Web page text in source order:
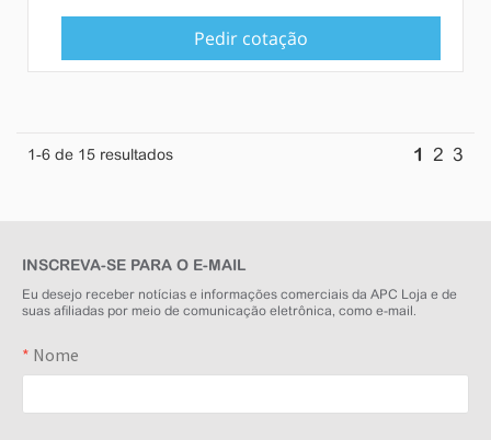
Pedir cotação
1-6 de 15 resultados 1 2 3
INSCREVA-SE PARA O E-MAIL
Eu desejo receber notícias e informações comerciais da APC Loja e de
suas afiliadas por meio de comunicação eletrônica, como e-mail.